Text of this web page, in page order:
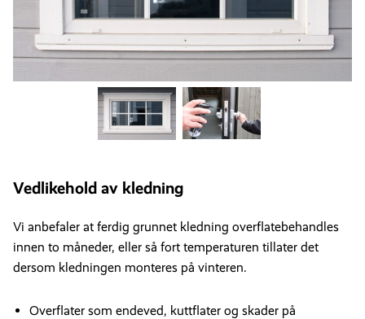
Vedlikehold av kledning
Vi anbefaler at ferdig grunnet kledning overflatebehandles
innen to måneder, eller så fort temperaturen tillater det
dersom kledningen monteres på vinteren.
Overflater som endeved, kuttflater og skader på